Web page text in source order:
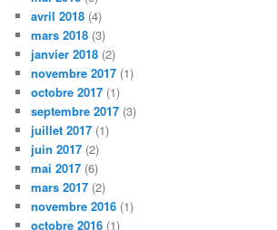
avril 2018 (4)
mars 2018 (3)
janvier 2018 (2)
novembre 2017 (1)
octobre 2017 (1)
septembre 2017 (3)
juillet 2017 (1)
juin 2017 (2)
mai 2017 (6)
mars 2017 (2)
novembre 2016 (1)
octobre 2016 (1)